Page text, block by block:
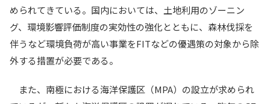
められてきている。国内においては、土地利用のゾーニン
グ、環境影響評価制度の実効性の強化とともに、森林伐採を
伴うなど環境負荷が高い事業をFITなどの優遇策の対象から除
外する措置が必要である。
また、南極における海洋保護区（MPA）の設立が求められ